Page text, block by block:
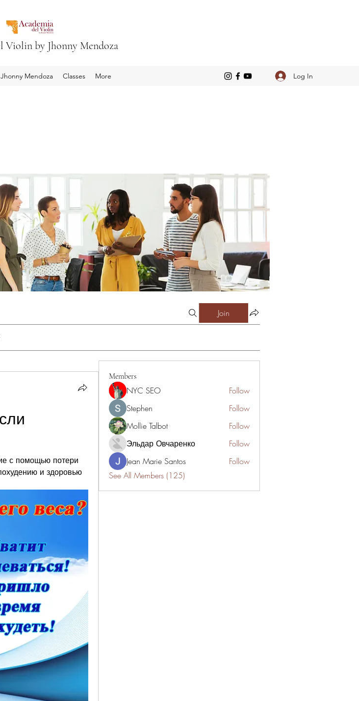
Violin by Jhonny Mendoza
Mendoza Classes More Log In
Join
с помощью потери
и здоровью
Members
NYC SEO
Follow
Stephen
Follow
Mollie Talbot
Follow
Эльдар Овчаренко
Follow
Jean Marie Santos
Follow
See All Members (125)